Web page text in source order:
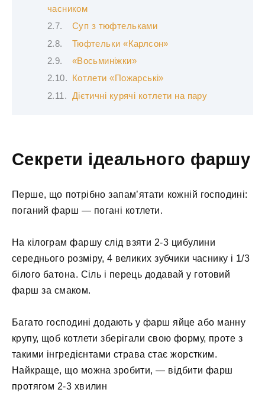
часником
Суп з тюфтельками
Тюфтельки «Карлсон»
«Восьминіжки»
Котлети «Пожарські»
Дієтичні курячі котлети на пару
Секрети ідеального фаршу
Перше, що потрібно запам’ятати кожній господині:
поганий фарш — погані котлети.
На кілограм фаршу слід взяти 2-3 цибулини
середнього розміру, 4 великих зубчики часнику і 1/3
білого батона. Сіль і перець додавай у готовий
фарш за смаком.
Багато господині додають у фарш яйце або манну
крупу, щоб котлети зберігали свою форму, проте з
такими інгредієнтами страва стає жорстким.
Найкраще, що можна зробити, — відбити фарш
протягом 2-3 хвилин